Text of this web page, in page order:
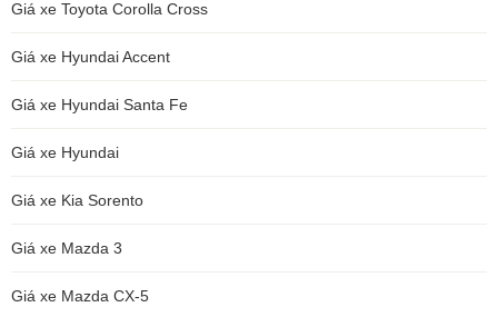
Giá xe Toyota Corolla Cross
Giá xe Hyundai Accent
Giá xe Hyundai Santa Fe
Giá xe Hyundai
Giá xe Kia Sorento
Giá xe Mazda 3
Giá xe Mazda CX-5